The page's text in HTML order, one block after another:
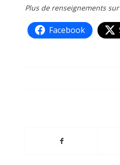
Plus de renseignements
Facebook